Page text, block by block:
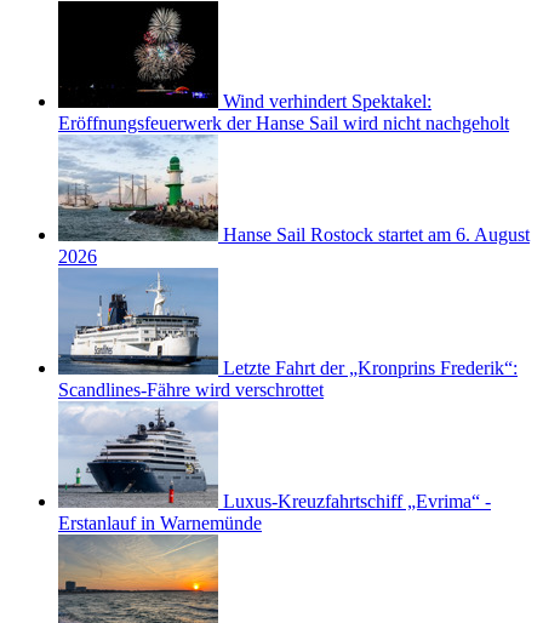
Wind verhindert Spektakel:
Eröffnungsfeuerwerk der Hanse Sail wird nicht nachgeholt
Hanse Sail Rostock startet am 6. August
2026
Letzte Fahrt der „Kronprins Frederik“:
Scandlines-Fähre wird verschrottet
Luxus-Kreuzfahrtschiff „Evrima“ -
Erstanlauf in Warnemünde